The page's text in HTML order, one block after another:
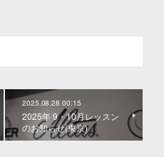
2025.08.28 00:15
2025年 9・10月レッスン
のお知らせ(東京)